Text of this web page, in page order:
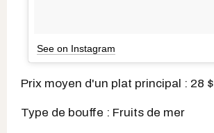
See on Instagram
Prix moyen d'un plat principal : 28 $
Type de bouffe : Fruits de mer